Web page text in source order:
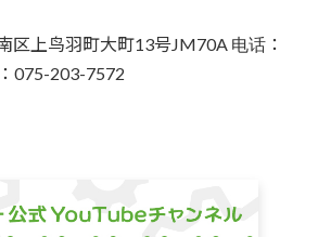
区上鸟羽町大町13号JM70A 电话：
075-203-7572